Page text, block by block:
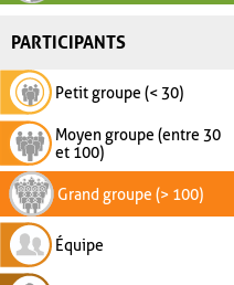
PARTICIPANTS
Petit groupe (< 30)
Moyen groupe (entre 30
et 100)
Grand groupe (> 100)
Équipe